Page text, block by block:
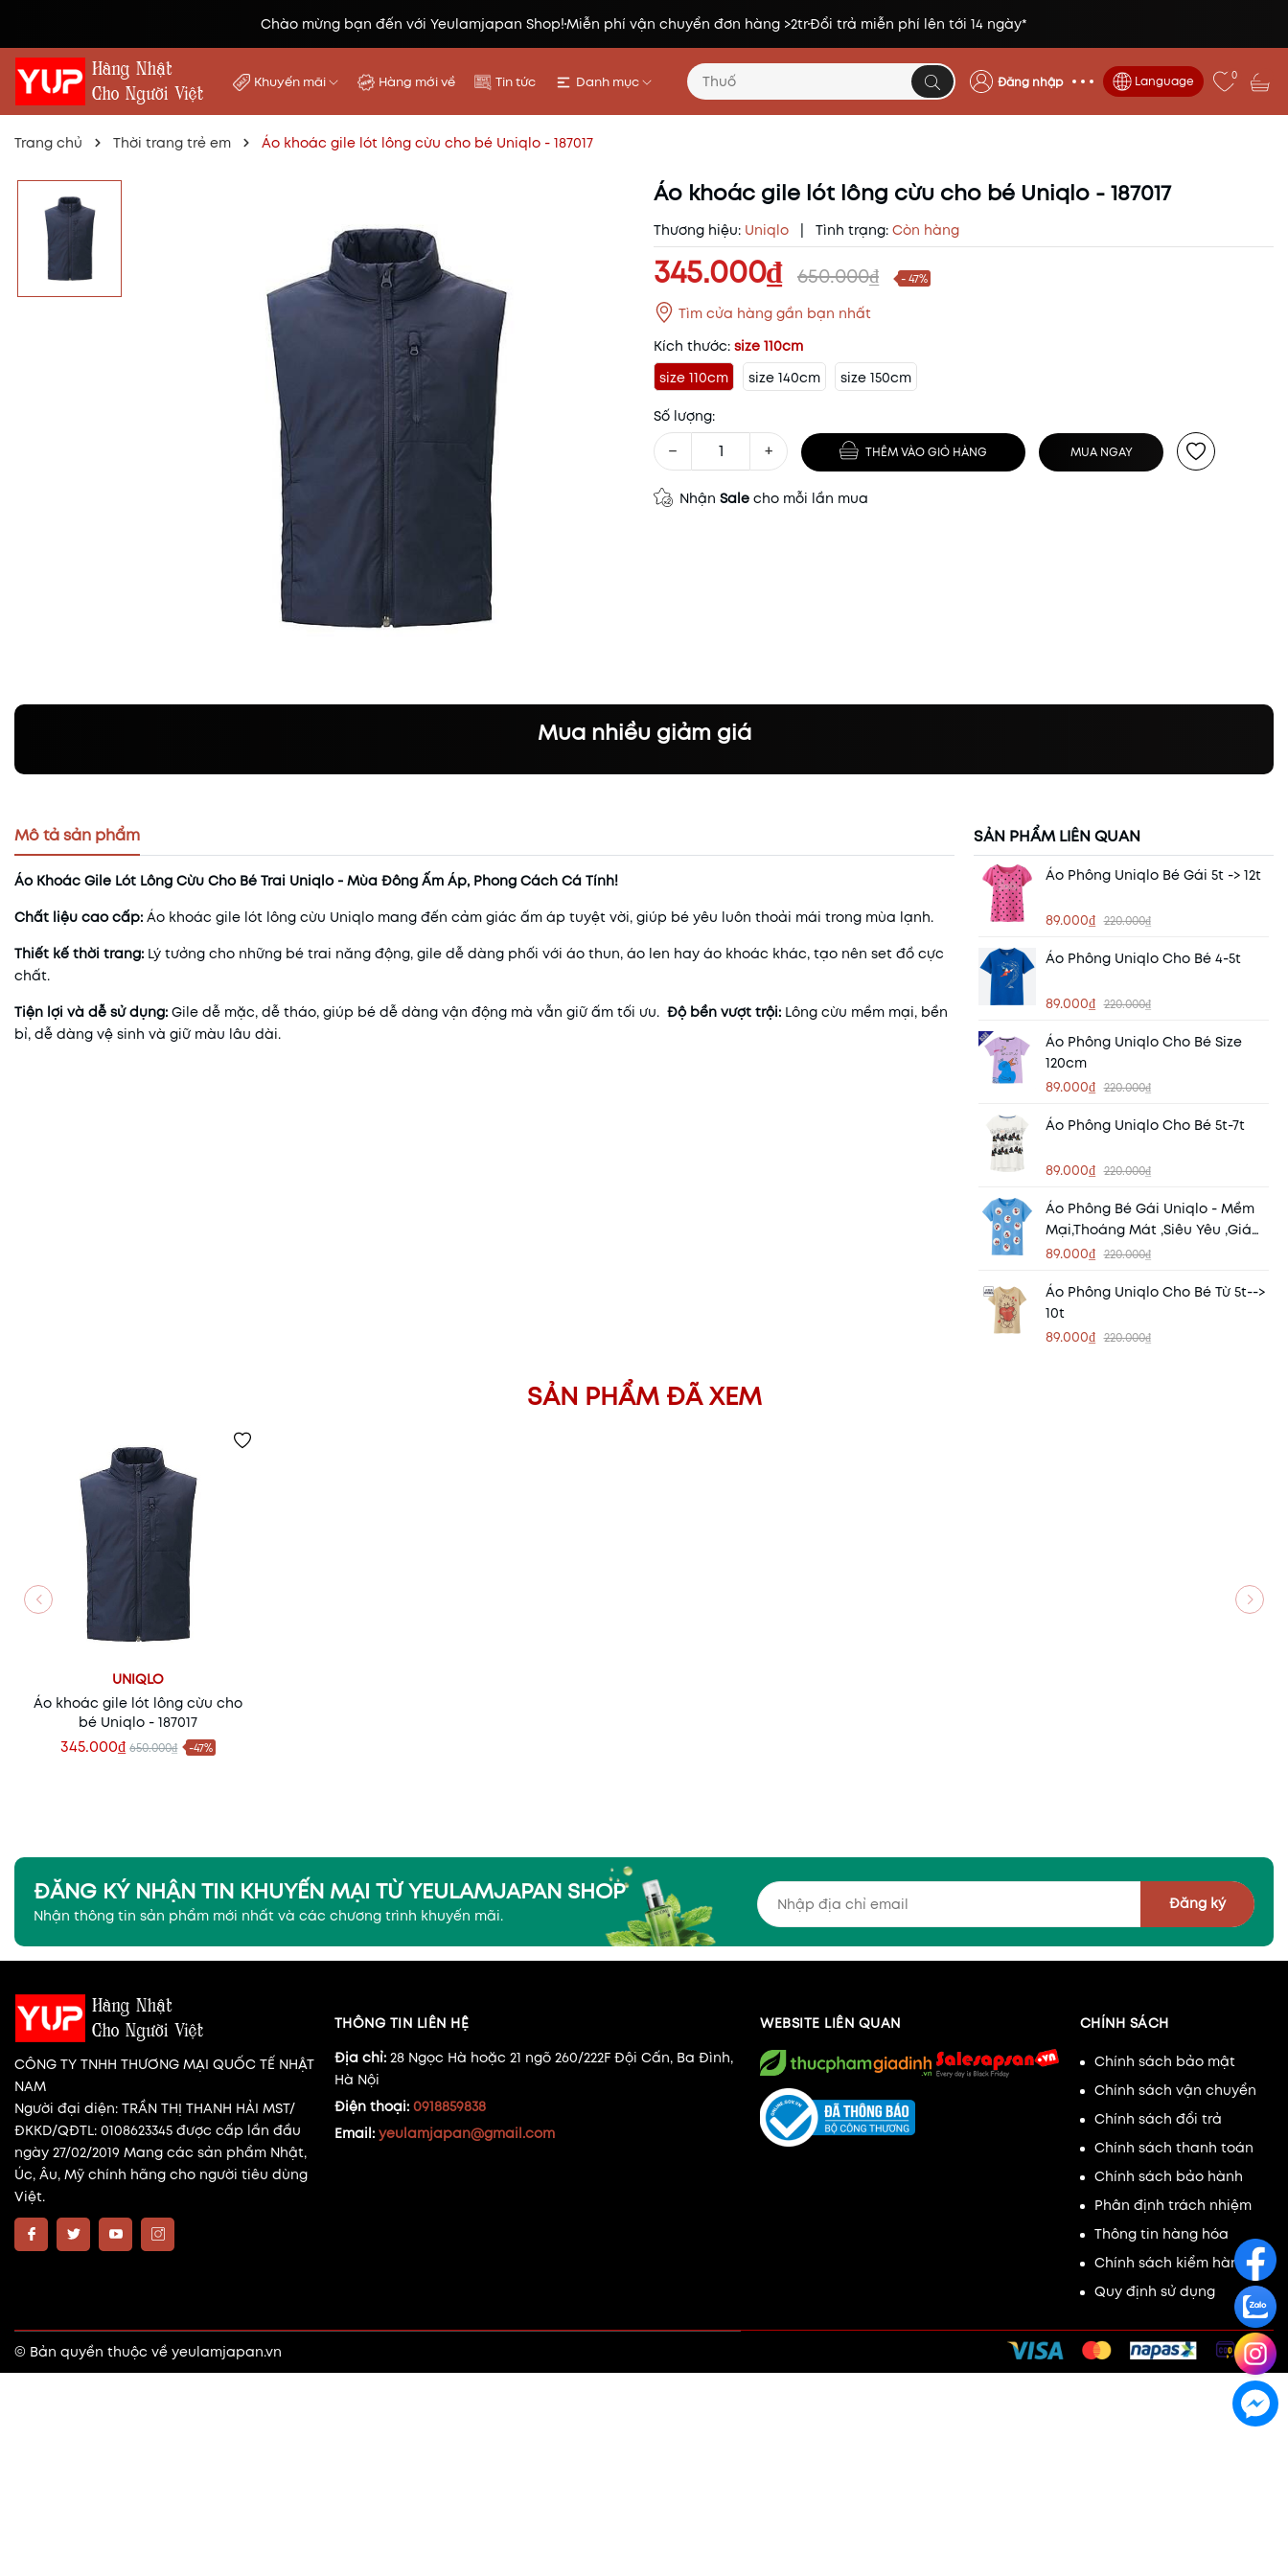
Chào mừng bạn đến với Yeulamjapan Shop!Miễn phí vận chuyển đơn hàng >2trĐổi trả miễn phí lên tới 14 ngày*
Khuyến mãi Hàng mới về Tin tức Danh mục Đăng nhập Language 0
Trang chủ Thời trang trẻ em Áo khoác gile lót lông cừu cho bé Uniqlo - 187017
Áo khoác gile lót lông cừu cho bé Uniqlo - 187017
Thương hiệu: Uniqlo Tình trạng: Còn hàng
345.000₫ 650.000₫ - 47%
Tìm cửa hàng gần bạn nhất
Kích thước: size 110cm
size 110cm
size 140cm
size 150cm
Số lượng:
− + THÊM VÀO GIỎ HÀNG MUA NGAY
Nhận Sale cho mỗi lần mua
Mua nhiều giảm giá
Mô tả sản phẩm
Áo Khoác Gile Lót Lông Cừu Cho Bé Trai Uniqlo - Mùa Đông Ấm Áp, Phong Cách Cá Tính!
Chất liệu cao cấp: Áo khoác gile lót lông cừu Uniqlo mang đến cảm giác ấm áp tuyệt vời, giúp bé yêu luôn thoải mái trong mùa lạnh.
Thiết kế thời trang: Lý tưởng cho những bé trai năng động, gile dễ dàng phối với áo thun, áo len hay áo khoác khác, tạo nên set đồ cực
chất.
Tiện lợi và dễ sử dụng: Gile dễ mặc, dễ tháo, giúp bé dễ dàng vận động mà vẫn giữ ấm tối ưu. Độ bền vượt trội: Lông cừu mềm mại, bền
bỉ, dễ dàng vệ sinh và giữ màu lâu dài.
SẢN PHẨM LIÊN QUAN
Áo Phông Uniqlo Bé Gái 5t -> 12t
89.000₫ 220.000₫
Áo Phông Uniqlo Cho Bé 4-5t
89.000₫ 220.000₫
Áo Phông Uniqlo Cho Bé Size
120cm
89.000₫ 220.000₫
Áo Phông Uniqlo Cho Bé 5t-7t
89.000₫ 220.000₫
Áo Phông Bé Gái Uniqlo - Mềm
Mại,thoáng Mát ,siêu Yêu ,giá
Siêu Hời
89.000₫ 220.000₫
Áo Phông Uniqlo Cho Bé Từ 5t-->
10t
89.000₫ 220.000₫
SẢN PHẨM ĐÃ XEM
UNIQLO
Áo khoác gile lót lông cừu cho
bé Uniqlo - 187017
345.000₫ 650.000₫ -47%
ĐĂNG KÝ NHẬN TIN KHUYẾN MẠI TỪ YEULAMJAPAN SHOP
Nhận thông tin sản phẩm mới nhất và các chương trình khuyến mãi.
Đăng ký
CÔNG TY TNHH THƯƠNG MẠI QUỐC TẾ NHẬT
NAM
Người đại diện: TRẦN THỊ THANH HẢI MST/
ĐKKD/QĐTL: 0108623345 được cấp lần đầu
ngày 27/02/2019 Mang các sản phẩm Nhật,
Úc, Âu, Mỹ chính hãng cho người tiêu dùng
Việt.
THÔNG TIN LIÊN HỆ
Địa chỉ: 28 Ngọc Hà hoặc 21 ngõ 260/222F Đội Cấn, Ba Đình,
Hà Nội
Điện thoại: 0918859838
Email: yeulamjapan@gmail.com
WEBSITE LIÊN QUAN
CHÍNH SÁCH
Chính sách bảo mật
Chính sách vận chuyển
Chính sách đổi trả
Chính sách thanh toán
Chính sách bảo hành
Phân định trách nhiệm
Thông tin hàng hóa
Chính sách kiểm hàng
Quy định sử dụng
© Bản quyền thuộc về yeulamjapan.vn